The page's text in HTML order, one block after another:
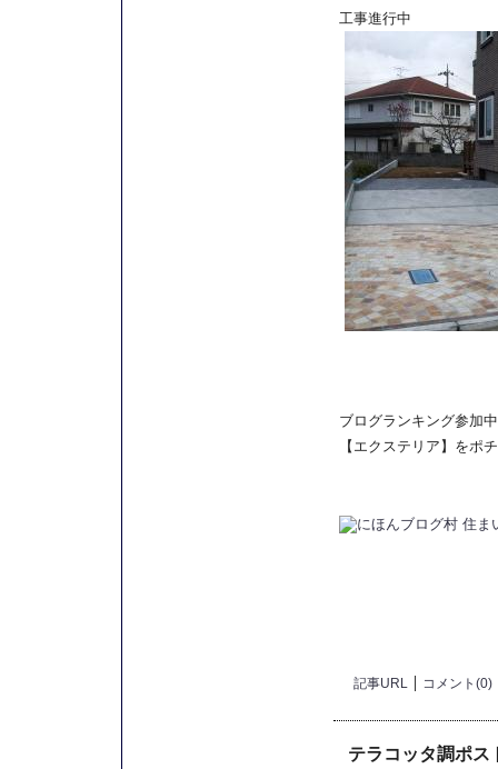
工事進行中
ブログランキング参加中
【エクステリア】をポ
記事URL コメント(0)
テラコッタ調ポス